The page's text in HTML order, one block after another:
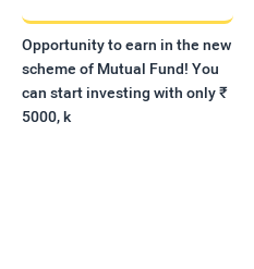
Opportunity to earn in the new
scheme of Mutual Fund! You
can start investing with only ₹
5000, k